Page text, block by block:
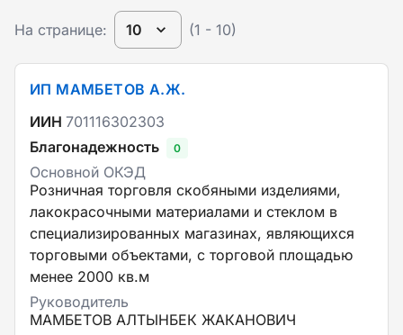
На странице: 10 (1 - 10)
ИП МАМБЕТОВ А.Ж.
ИИН 701116302303
Благонадежность
0
Основной ОКЭД
Розничная торговля скобяными изделиями,
лакокрасочными материалами и стеклом в
специализированных магазинах, являющихся
торговыми объектами, с торговой площадью
менее 2000 кв.м
Руководитель
МАМБЕТОВ АЛТЫНБЕК ЖАКАНОВИЧ